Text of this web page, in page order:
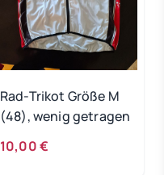
Rad-Trikot Größe M
(48), wenig getragen
10,00 €